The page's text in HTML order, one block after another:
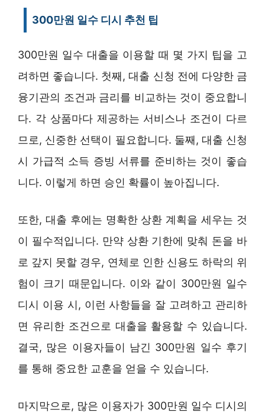
300만원 일수 디시 추천 팁
300만원 일수 대출을 이용할 때 몇 가지 팁을 고
려하면 좋습니다. 첫째, 대출 신청 전에 다양한 금
융기관의 조건과 금리를 비교하는 것이 중요합니
다. 각 상품마다 제공하는 서비스나 조건이 다르
므로, 신중한 선택이 필요합니다. 둘째, 대출 신청
시 가급적 소득 증빙 서류를 준비하는 것이 좋습
니다. 이렇게 하면 승인 확률이 높아집니다.
또한, 대출 후에는 명확한 상환 계획을 세우는 것
이 필수적입니다. 만약 상환 기한에 맞춰 돈을 바
로 갚지 못할 경우, 연체로 인한 신용도 하락의 위
험이 크기 때문입니다. 이와 같이 300만원 일수
디시 이용 시, 이런 사항들을 잘 고려하고 관리하
면 유리한 조건으로 대출을 활용할 수 있습니다.
결국, 많은 이용자들이 남긴 300만원 일수 후기
를 통해 중요한 교훈을 얻을 수 있습니다.
마지막으로, 많은 이용자가 300만원 일수 디시의